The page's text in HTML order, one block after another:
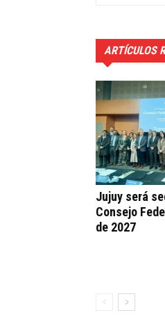
ARTÍCULOS
Jujuy será
Consejo
de 2027